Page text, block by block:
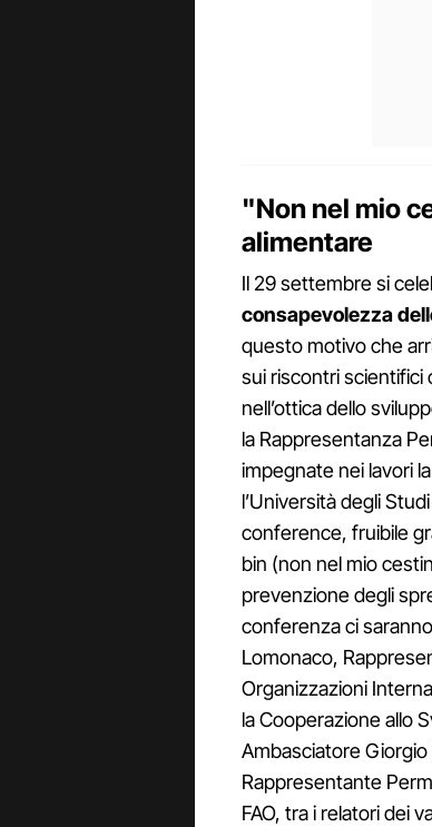
"Non nel mio
alimentare
Il 29 settembre si
consapevolezza
questo motivo che
sui riscontri scientifici
nell’ottica dello
la Rappresentanza
impegnate nei lavori
l’Università degli
conference, fruibile
bin (non nel mio
prevenzione degli
conferenza ci
Lomonaco,
Organizzazioni
la Cooperazione allo
Ambasciatore Giorgio
Rappresentante
FAO, tra i relatori dei